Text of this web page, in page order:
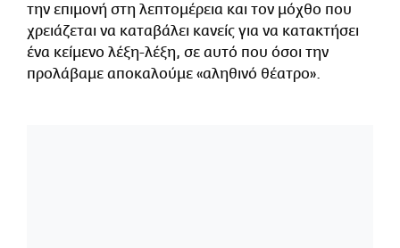
την επιμονή στη λεπτομέρεια και τον μόχθο που
χρειάζεται να καταβάλει κανείς για να κατακτήσει
ένα κείμενο λέξη-λέξη, σε αυτό που όσοι την
προλάβαμε αποκαλούμε «αληθινό θέατρο».